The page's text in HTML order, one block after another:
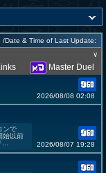
/Date & Time of Last Update:
∨
Master Duel
2026/08/08 02:08
ンで
始以前
...
2026/08/07 19:28